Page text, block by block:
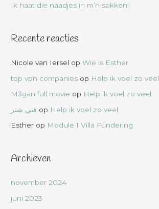
Ik haat die naadjes in m’n sokken!
Recente reacties
Nicole van Iersel opWie is Esther
top vpn companies op Help ik voel zo veel
M3gan full movie op Help ik voel zo veel
فني شتر op Help ik voel zo veel
Esther op Module 1 Villa Fundering
Archieven
november 2024
juni 2023